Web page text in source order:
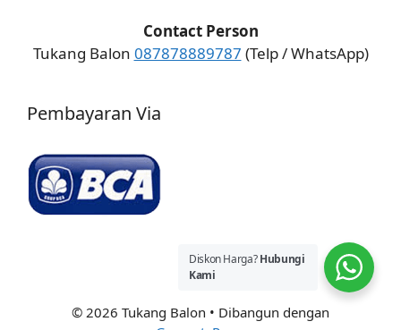
Contact Person
Tukang Balon 087878889787 (Telp / WhatsApp)
Pembayaran Via
© 2026 Tukang Balon • Dibangun dengan
Diskon Harga?Hubungi
Kami